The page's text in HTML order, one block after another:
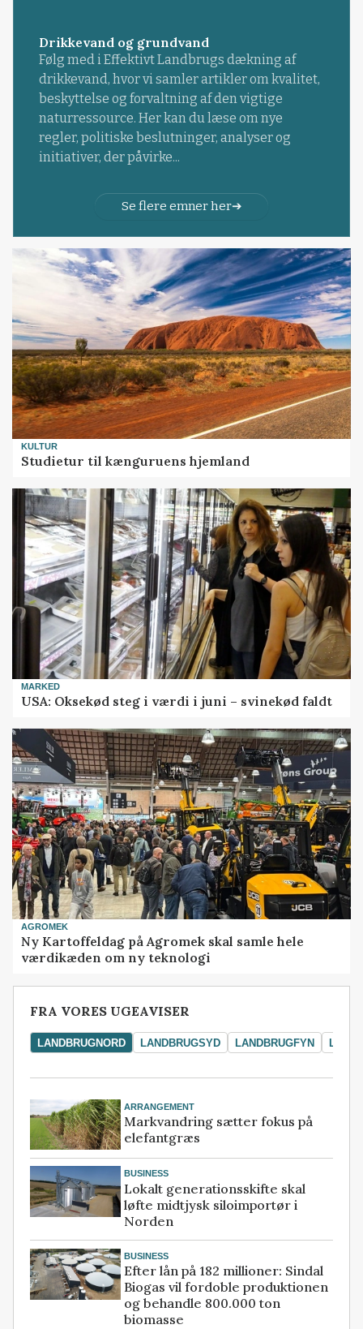
Drikkevand og grundvand
Følg med i Effektivt Landbrugs dækning af
drikkevand, hvor vi samler artikler om kvalitet,
beskyttelse og forvaltning af den vigtige
naturressource. Her kan du læse om nye
regler, politiske beslutninger, analyser og
initiativer, der påvirke...
Se flere emner her
KULTUR
Studietur til kænguruens hjemland
MARKED
USA: Oksekød steg i værdi i juni – svinekød faldt
AGROMEK
Ny Kartoffeldag på Agromek skal samle hele
værdikæden om ny teknologi
FRA VORES UGEAVISER
LANDBRUGNORD LANDBRUGSYD LANDBRUGFYN
ARRANGEMENT
Markvandring sætter fokus på
elefantgræs
BUSINESS
Lokalt generationsskifte skal
løfte midtjysk siloimportør i
Norden
BUSINESS
Efter lån på 182 millioner: Sindal
Biogas vil fordoble produktionen
og behandle 800.000 ton
biomasse